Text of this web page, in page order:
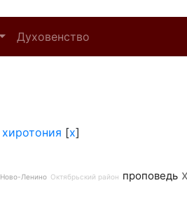
Духовенство
хиротония [x]
Ново-Ленино Октябрьский район проповедь